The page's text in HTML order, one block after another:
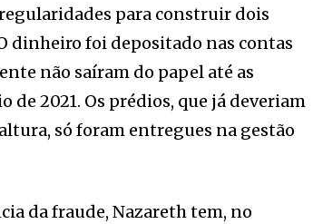
para construir dois
dinheiro foi depositado nas contas
não saíram do papel até as
2021. Os prédios, que já deveriam
só foram entregues na gestão
da fraude, Nazareth tem, no